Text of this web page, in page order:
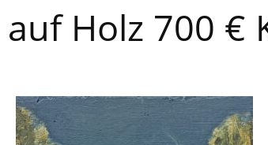
auf Holz 700 €